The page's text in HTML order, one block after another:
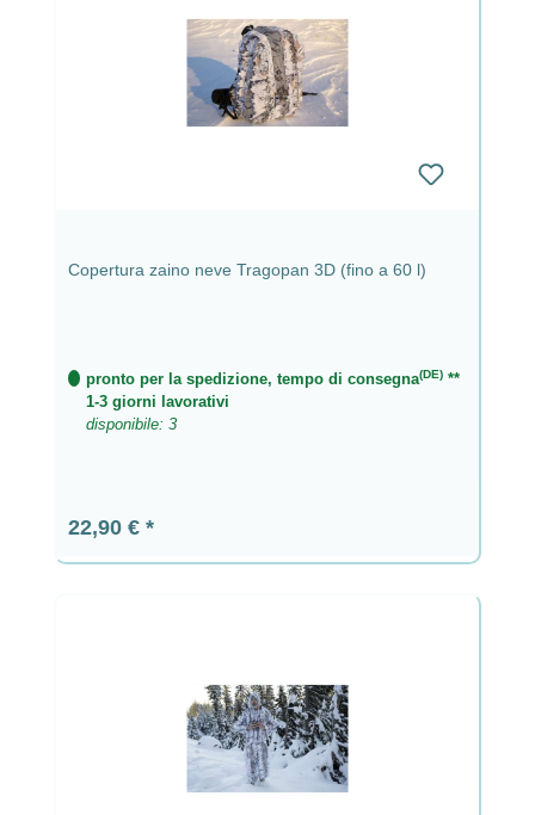
Copertura zaino neve Tragopan 3D (fino a 60 l)
pronto per la spedizione, tempo di consegna(DE) **
1-3 giorni lavorativi
disponibile: 3
Prezzo normale:
22,90 €